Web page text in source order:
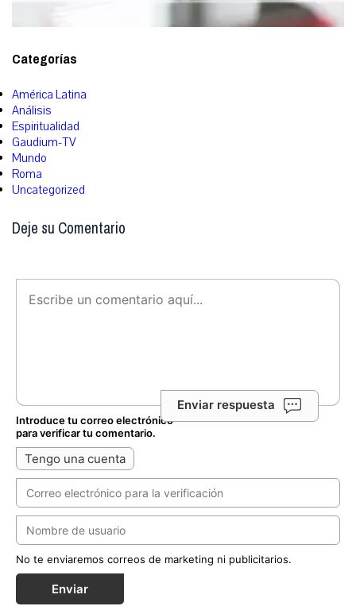
Categorías
América Latina
Análisis
Espiritualidad
Gaudium-TV
Mundo
Roma
Uncategorized
Deje su Comentario
Enviar respuesta
Introduce tu correo electrónico
para verificar tu comentario.
Tengo una cuenta
No te enviaremos correos de marketing ni publicitarios.
Enviar